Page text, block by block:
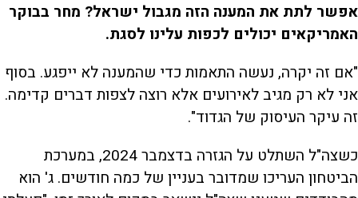
אפשר לתת את המענה הזה מגבול ישראל? מחר בבוקר
האמריקאים יכולים לכפות עלינו לסגת.
"אם זה יקרה, נעשה התאמות כדי שהמענה לא ייפגע. בסוף
אני לא רק מגיב לאירועים אלא רוצה לצפות דברים קדימה.
זה עיקר העיסוק של הגדוד".
כשצה"ל השתלט על הגזרה בדצמבר 2024, במערכת
הביטחון העריכו שמדובר בעניין של כמה חודשים. ג' הוא